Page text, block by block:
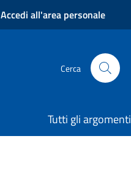
Accedi all'area personale
Cerca
Tutti gli argomenti